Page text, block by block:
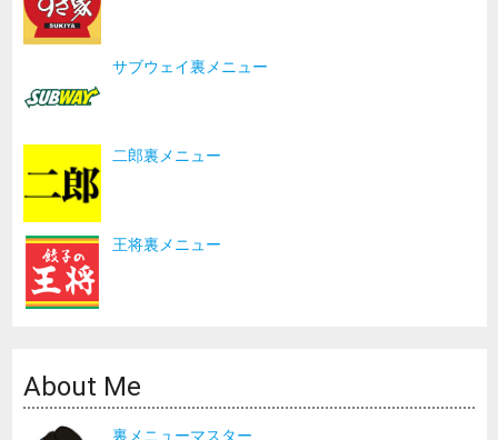
サブウェイ裏メニュー
二郎裏メニュー
王将裏メニュー
About Me
裏メニューマスター